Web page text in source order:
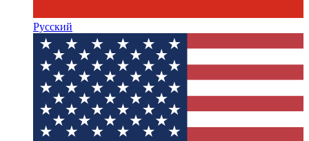
Русский